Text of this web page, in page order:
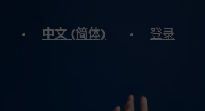
中文 (简体) 登录